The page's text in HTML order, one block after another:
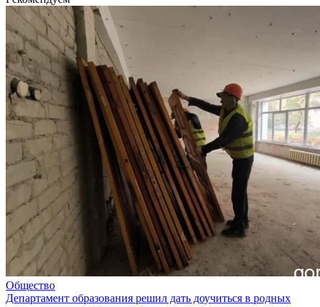
Общество
Департамент образования решил дать доучиться в родных